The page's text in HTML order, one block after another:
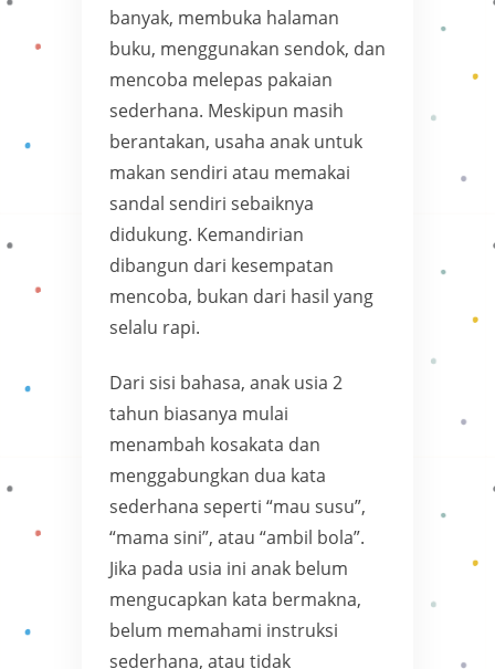
banyak, membuka halaman
buku, menggunakan sendok, dan
mencoba melepas pakaian
sederhana. Meskipun masih
berantakan, usaha anak untuk
makan sendiri atau memakai
sandal sendiri sebaiknya
didukung. Kemandirian
dibangun dari kesempatan
mencoba, bukan dari hasil yang
selalu rapi.
Dari sisi bahasa, anak usia 2
tahun biasanya mulai
menambah kosakata dan
menggabungkan dua kata
sederhana seperti “mau susu”,
“mama sini”, atau “ambil bola”.
Jika pada usia ini anak belum
mengucapkan kata bermakna,
belum memahami instruksi
sederhana, atau tidak